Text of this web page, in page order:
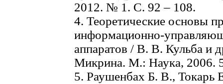
2012. № 1. С. 92 – 108.
4. Теоретические основы
информационно-
аппаратов / В. В. Кульба и
Микрина. М.: Наука, 2006.
5. Раушенбах Б. В., Токарь